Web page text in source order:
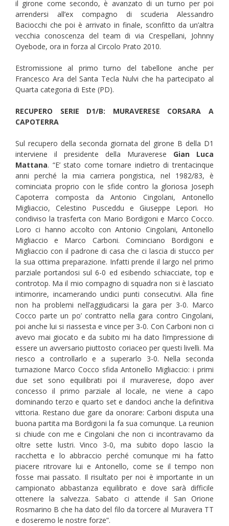
il girone come secondo, è avanzato di un turno per poi
arrendersi all’ex compagno di scuderia Alessandro
Baciocchi che poi è arrivato in finale, sconfitto da un’altra
vecchia conoscenza del team di via Crespellani, Johnny
Oyebode, ora in forza al Circolo Prato 2010.
Estromissione al primo turno del tabellone anche per
Francesco Ara del Santa Tecla Nulvi che ha partecipato al
Quarta categoria di Este (PD).
RECUPERO SERIE D1/B: MURAVERESE CORSARA A
CAPOTERRA
Sul recupero della seconda giornata del girone B della D1
interviene il presidente della Muraverese Gian Luca
Mattana. “E’ stato come tornare indietro di trentacinque
anni perché la mia carriera pongistica, nel 1982/83, è
cominciata proprio con le sfide contro la gloriosa Joseph
Capoterra composta da Antonio Cingolani, Antonello
Migliaccio, Celestino Pusceddu e Giuseppe Lepori. Ho
condiviso la trasferta con Mario Bordigoni e Marco Cocco.
Loro ci hanno accolto con Antonio Cingolani, Antonello
Migliaccio e Marco Carboni. Cominciano Bordigoni e
Migliaccio con il padrone di casa che ci lascia di stucco per
la sua ottima preparazione. Infatti prende il largo nel primo
parziale portandosi sul 6-0 ed esibendo schiacciate, top e
controtop. Ma il mio compagno di squadra non si è lasciato
intimorire, incamerando undici punti consecutivi. Alla fine
non ha problemi nell’aggiudicarsi la gara per 3-0. Marco
Cocco parte un po’ contratto nella gara contro Cingolani,
poi anche lui si riassesta e vince per 3-0. Con Carboni non ci
avevo mai giocato e da subito mi ha dato l’impressione di
essere un avversario piuttosto coriaceo per questi livelli. Ma
riesco a controllarlo e a superarlo 3-0. Nella seconda
turnazione Marco Cocco sfida Antonello Migliaccio: i primi
due set sono equilibrati poi il muraverese, dopo aver
concesso il primo parziale al locale, ne viene a capo
dominando terzo e quarto set e dandoci anche la definitiva
vittoria. Restano due gare da onorare: Carboni disputa una
buona partita ma Bordigoni la fa sua comunque. La reunion
si chiude con me e Cingolani che non ci incontravamo da
oltre sette lustri. Vinco 3-0, ma subito dopo lascio la
racchetta e lo abbraccio perché comunque mi ha fatto
piacere ritrovare lui e Antonello, come se il tempo non
fosse mai passato. Il risultato per noi è importante in un
campionato abbastanza equilibrato e dove sarà difficile
ottenere la salvezza. Sabato ci attende il San Orione
Rosmarino B che ha dato del filo da torcere al Muravera TT
e doseremo le nostre forze”.